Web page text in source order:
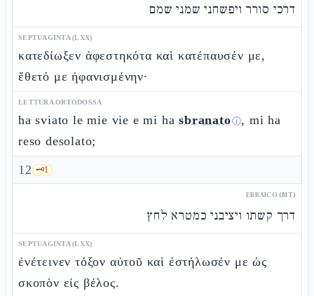
דרכי סורר ויפשחני שמני שמם
SEPTUAGINTA (LXX)
κατεδίωξεν ἀφεστηκότα καὶ κατέπαυσέν με,
ἔθετό με ἠφανισμένην·
LETTURA ORTODOSSA
ha sviato le mie vie e mi hasbranatoⓘ, mi ha
reso desolato;
12 🗝️1
EBRAICO (MT)
דרך קשתו ויציבני כמטרא לחץ
SEPTUAGINTA (LXX)
ἐνέτεινεν τόξον αὐτοῦ καὶ ἐστήλωσέν με ὡς
σκοπὸν εἰς βέλος.